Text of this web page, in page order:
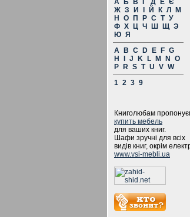
А Б В Г Д Е Є
Ж З И Й К Л
М
Н
О П Р С Т У
Ф Х Ц Ч Ш Щ Э
Ю Я
A
B C D E F G
H
J K L M N
O
P
R S T U V W
1 2 3 9
Книголюбам
купить мебель
для ваших книг.
Шафи зручні для всіх
видів книг, окрім
www.vsi-mebli.ua